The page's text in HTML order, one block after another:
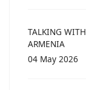
TALKING
ARMENIA
04 May 2026